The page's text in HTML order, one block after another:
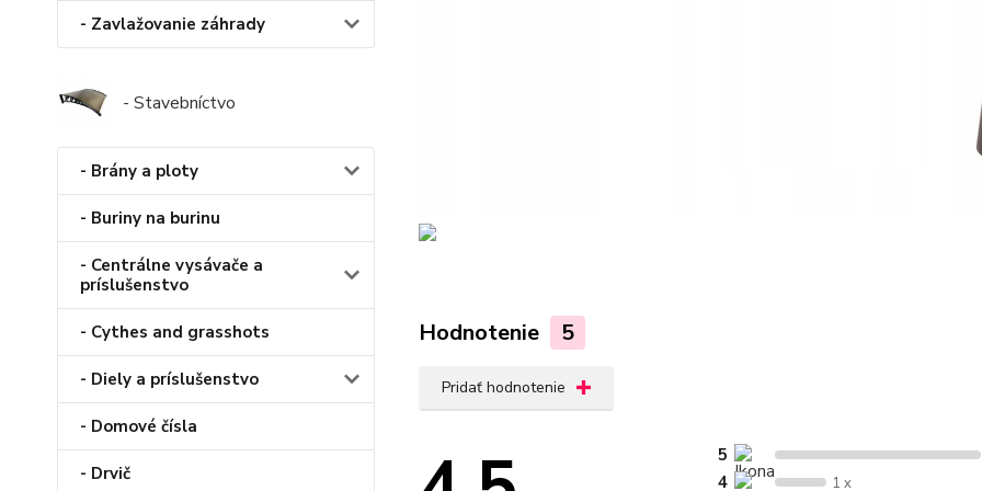
- Zavlažovanie záhrady
- Stavebníctvo
- Brány a ploty
- Buriny na burinu
- Centrálne vysávače a
príslušenstvo
- Cythes and grasshots
- Diely a príslušenstvo
- Domové čísla
- Drvič
Hodnotenie 5
Pridať hodnotenie
5
4
1 x